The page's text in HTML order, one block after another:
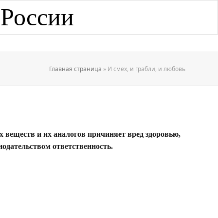
Главная страница » И смех, и грабли, и любовь
веществ и их аналогов причиняет вред здоровью,
ответственность.